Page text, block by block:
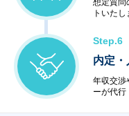
想定質問
トいたし
Step.6
内定・
年収交渉
ーが代行